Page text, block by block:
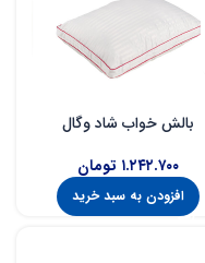
بالش خواب شاد وگال
۱.۲۴۲.۷۰۰ تومان
افزودن به سبد خرید